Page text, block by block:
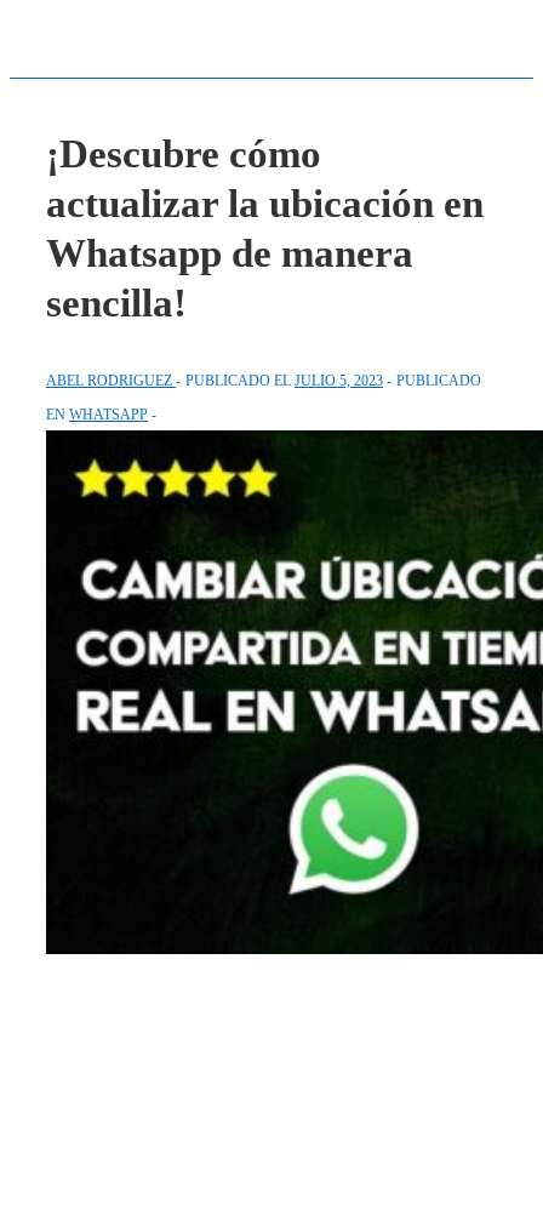
¡Descubre cómo
actualizar la ubicación en
Whatsapp de manera
sencilla!
ABEL RODRIGUEZ PUBLICADO EL JULIO 5, 2023
PUBLICADO
EN WHATSAPP